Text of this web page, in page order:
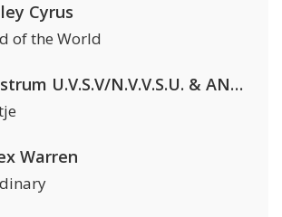
Cyrus
of the World
Lustrum U.V.S.V/N.V.V.S.U. & ANNO ONS & Jopke van Dobbenburgh & Roeland Beelen
Warren